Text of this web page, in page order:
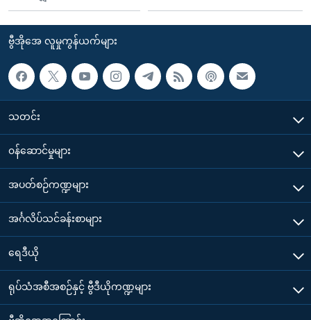
ဗွီအိုအေ လူမှုကွန်ယက်များ
သတင်း
၀န်ဆောင်မှုများ
အပတ်စဉ်ကဏ္ဍများ
အင်္ဂလိပ်သင်ခန်းစာများ
ရေဒီယို
ရုပ်သံအစီအစဉ်နှင့် ဗွီဒီယိုကဏ္ဍများ